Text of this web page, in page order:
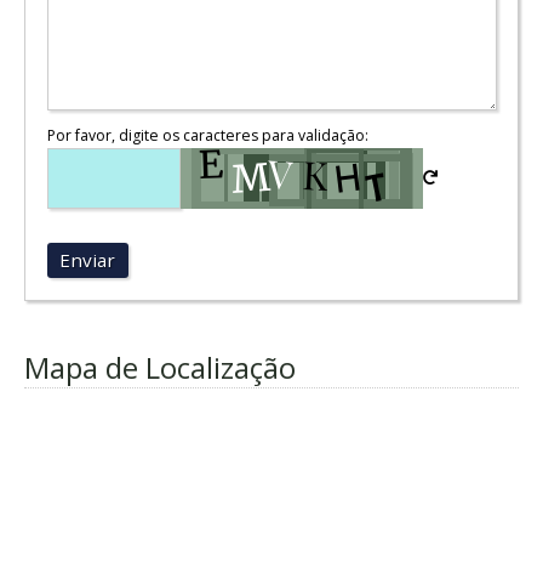
Por favor, digite os caracteres para validação:
Enviar
Mapa de Localização